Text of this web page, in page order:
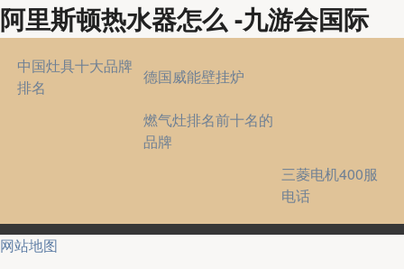
阿里斯顿热水器怎么 -九游会国际
中国灶具十大品牌
排名
德国威能壁挂炉
燃气灶排名前十名的
品牌
三菱电机400服
电话
网站地图